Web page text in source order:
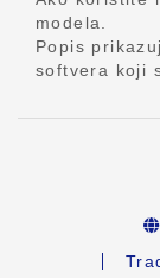
modela.
Popis
softvera koji